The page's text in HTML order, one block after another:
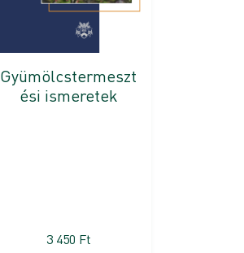
Gyümölcstermeszt
ési ismeretek
3 450 Ft